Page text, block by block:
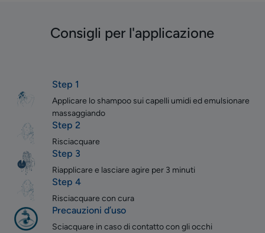
Consigli per l'applicazione
Step 1
Applicare lo shampoo sui capelli umidi ed emulsionare
massaggiando
Step 2
Risciacquare
Step 3
Riapplicare e lasciare agire per 3 minuti
Step 4
Risciacquare con cura
Precauzioni d’uso
Sciacquare in caso di contatto con gli occhi